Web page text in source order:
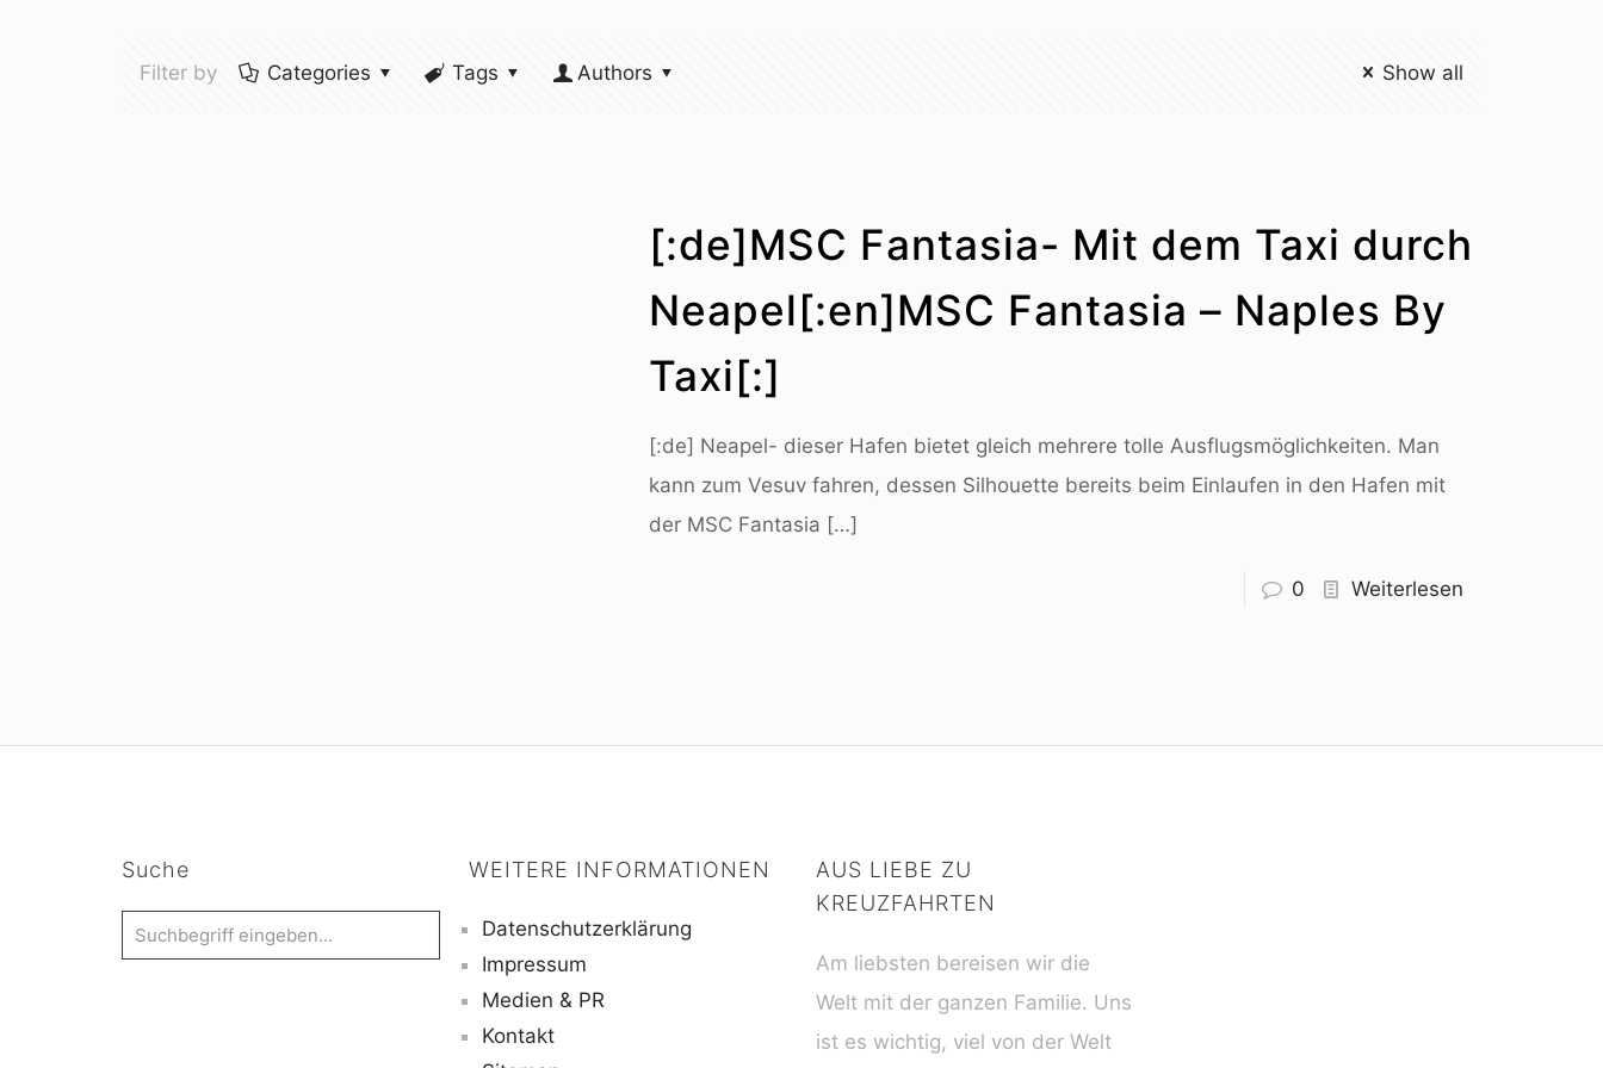
Filter by Categories Tags Authors Show all
[:de]MSC Fantasia- Mit dem Taxi durch
Neapel[:en]MSC Fantasia – Naples By
Taxi[:]
[:de] Neapel- dieser Hafen bietet gleich mehrere tolle Ausflugsmöglichkeiten. Man
kann zum Vesuv fahren, dessen Silhouette bereits beim Einlaufen in den Hafen mit
der MSC Fantasia […]
0 Weiterlesen
Suche WEITERE INFORMATIONEN
Datenschutzerklärung
Impressum
Medien & PR
Kontakt
AUS LIEBE ZU
KREUZFAHRTEN
Am liebsten bereisen wir die
Welt mit der ganzen Familie. Uns
ist es wichtig, viel von der Welt